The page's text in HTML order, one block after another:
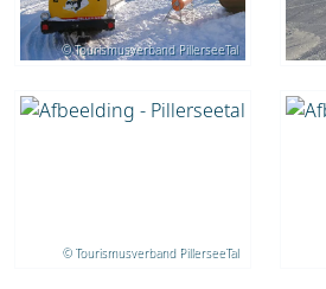
© Tourismusverband PillerseeTal
© Tourismusverband PillerseeTal